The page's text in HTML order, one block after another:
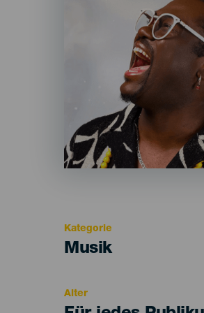
Kategorie
Categoría
Musik
Alter